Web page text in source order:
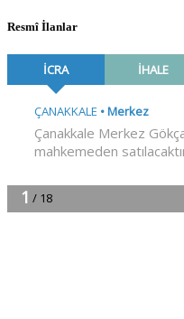
Resmî İlanlar